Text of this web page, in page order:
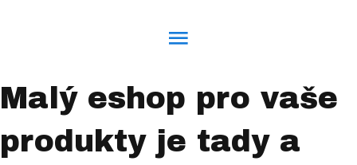
Malý eshop pro vaše
produkty je tady a